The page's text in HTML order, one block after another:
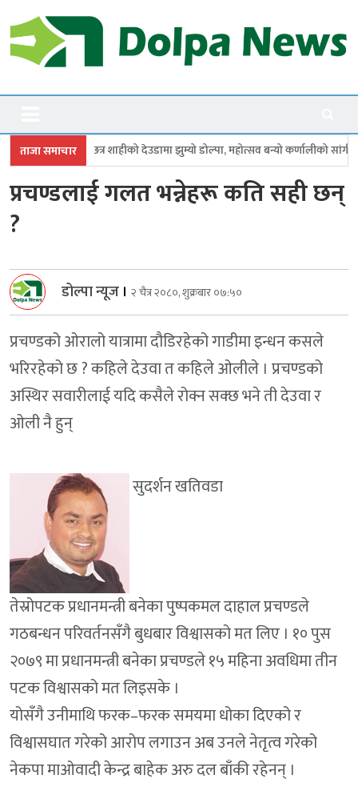
to
content
Dolpanews
ताजा समाचार
छत्र शाहीको देउडामा झुम्यो डोल्पा, महोत्सव बन्यो कर्णालीको सांगीतिक उत्सव
प्रचण्डलाई गलत भन्नेहरू कति सही छन्
?
डोल्पा न्यूज । २ चैत्र २०८०, शुक्रबार ०७:५०
प्रचण्डको ओरालो यात्रामा दौडिरहेको गाडीमा इन्धन कसले
भरिरहेको छ ? कहिले देउवा त कहिले ओलीले । प्रचण्डको
अस्थिर सवारीलाई यदि कसैले रोक्न सक्छ भने ती देउवा र
ओली नै हुन्
सुदर्शन खतिवडा
तेस्रोपटक प्रधानमन्त्री बनेका पुष्पकमल दाहाल प्रचण्डले
गठबन्धन परिवर्तनसँगै बुधबार विश्वासको मत लिए । १० पुस
२०७९ मा प्रधानमन्त्री बनेका प्रचण्डले १५ महिना अवधिमा तीन
पटक विश्वासको मत लिइसके ।
योसँगै उनीमाथि फरक–फरक समयमा धोका दिएको र
विश्वासघात गरेको आरोप लगाउन अब उनले नेतृत्व गरेको
नेकपा माओवादी केन्द्र बाहेक अरु दल बाँकी रहेनन् ।